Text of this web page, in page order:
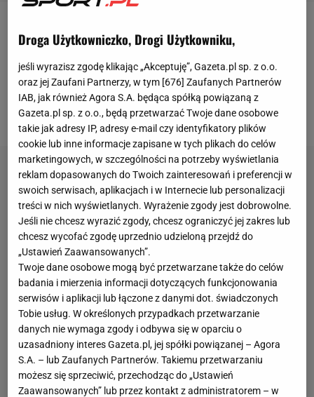
Przypomnijmy: Włosi, obrońcy Pucharu Świata, w
punkty i zajęli ostatnie miejsce. Stracili aż pięć
bramek i w zawstydzający sposób pożegnali się z
RPA.
Droga Użytkowniczko, Drogi Użytkowniku,
jeśli wyrazisz zgodę klikając „Akceptuję”, Gazeta.pl sp. z o.o.
oraz jej Zaufani Partnerzy, w tym [676] Zaufanych Partnerów
IAB, jak również Agora S.A. będąca spółką powiązaną z
Gazeta.pl sp. z o.o., będą przetwarzać Twoje dane osobowe
takie jak adresy IP, adresy e-mail czy identyfikatory plików
cookie lub inne informacje zapisane w tych plikach do celów
marketingowych, w szczególności na potrzeby wyświetlania
reklam dopasowanych do Twoich zainteresowań i preferencji w
swoich serwisach, aplikacjach i w Internecie lub personalizacji
treści w nich wyświetlanych. Wyrażenie zgody jest dobrowolne.
Jeśli nie chcesz wyrazić zgody, chcesz ograniczyć jej zakres lub
chcesz wycofać zgodę uprzednio udzieloną przejdź do
„Ustawień Zaawansowanych”.
Twoje dane osobowe mogą być przetwarzane także do celów
badania i mierzenia informacji dotyczących funkcjonowania
serwisów i aplikacji lub łączone z danymi dot. świadczonych
Tobie usług. W określonych przypadkach przetwarzanie
danych nie wymaga zgody i odbywa się w oparciu o
uzasadniony interes Gazeta.pl, jej spółki powiązanej – Agora
S.A. – lub Zaufanych Partnerów. Takiemu przetwarzaniu
możesz się sprzeciwić, przechodząc do „Ustawień
Zaawansowanych” lub przez kontakt z administratorem – w